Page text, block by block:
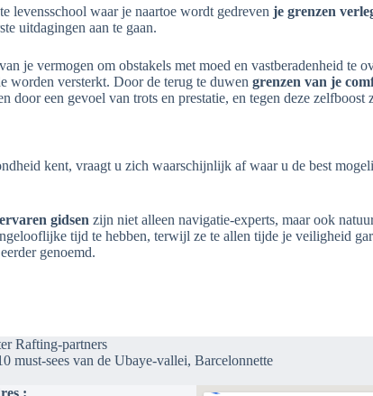
levensschool waar je naartoe wordt gedreven je grenzen
uitdagingen aan te gaan.
je vermogen om obstakels met moed en vastberadenheid
worden versterkt. Door de terug te duwen grenzen van je
een gevoel van trots en prestatie, en tegen deze zelfboost
kent, vraagt u zich waarschijnlijk af waar u de best
ervaren gidsen zijn niet alleen navigatie-experts, maar ook
tijd te hebben, terwijl ze te allen tijde je veiligheid
eerder genoemd.
Rafting-partners
must-sees van de Ubaye-vallei, Barcelonnette
: